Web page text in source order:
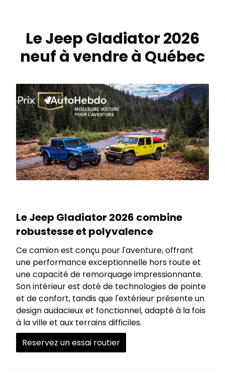
Le Jeep Gladiator 2026
neuf à vendre à Québec
Le Jeep Gladiator 2026 combine
robustesse et polyvalence
Ce camion est conçu pour l'aventure, offrant
une performance exceptionnelle hors route et
une capacité de remorquage impressionnante.
Son intérieur est doté de technologies de pointe
et de confort, tandis que l'extérieur présente un
design audacieux et fonctionnel, adapté à la fois
à la ville et aux terrains difficiles.
Reservez un essai routier